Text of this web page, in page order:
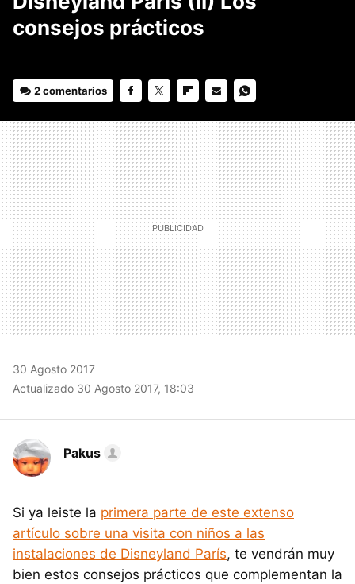
consejos prácticos
2 comentarios
MAIL
30 Agosto 2017
Actualizado 30 Agosto 2017, 18:03
Pakus
Si ya leiste la primera parte de este extenso
artículo sobre una visita con niños a las
instalaciones de Disneyland París, te vendrán muy
bien estos consejos prácticos que complementan la